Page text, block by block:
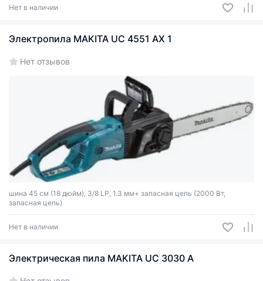
Нет в наличии
Электропила MAKITA UC 4551 AX 1
Нет отзывов
шина 45 см (18 дюйм), 3/8 LP, 1.3 мм+ запасная цепь (2000 Вт,
запасная цепь)
Нет в наличии
Электрическая пила MAKITA UC 3030 A